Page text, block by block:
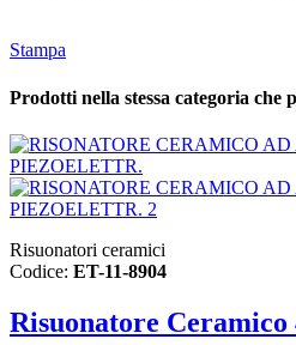
Stampa
Prodotti nella stessa categoria che
Risuonatori ceramici
Codice: ET-11-8904
Risuonatore Ceramico